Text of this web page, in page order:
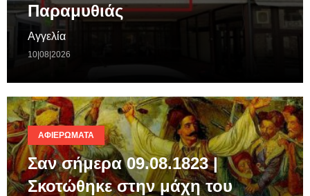
Παραμυθιάς
Αγγελία
10|08|2026
ΑΦΙΕΡΏΜΑΤΑ
Σαν σήμερα 09.08.1823 |
Σκοτώθηκε στην μάχη του